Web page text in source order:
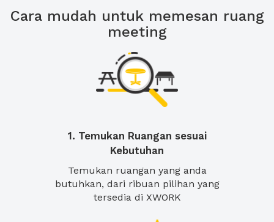
Cara mudah untuk memesan ruang
meeting
1. Temukan Ruangan sesuai
Kebutuhan
Temukan ruangan yang anda
butuhkan, dari ribuan pilihan yang
tersedia di XWORK